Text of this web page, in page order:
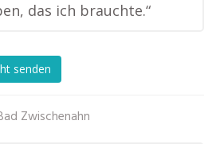
das ich brauchte.“
senden
Zwischenahn